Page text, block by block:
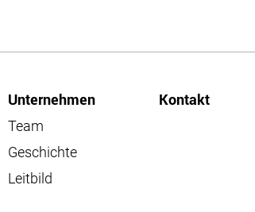
Unternehmen
Team
Geschichte
Leitbild
Kontakt